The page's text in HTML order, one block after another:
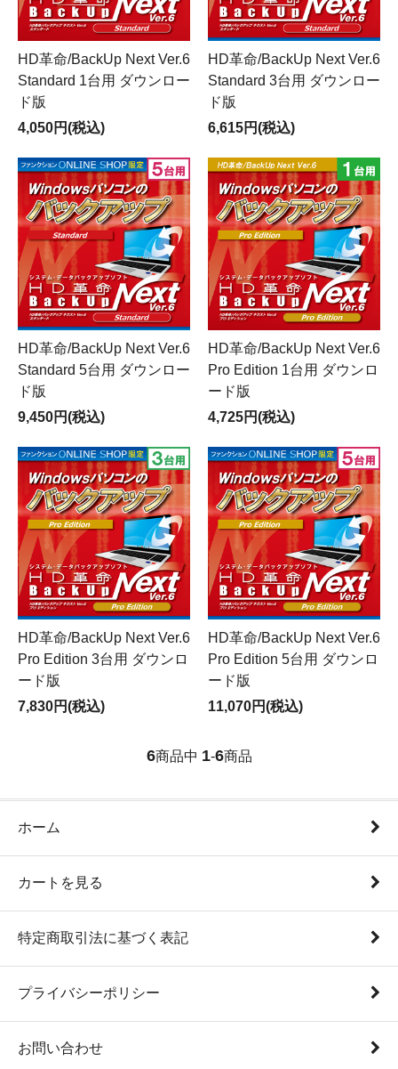
HD革命/BackUp Next Ver.6
Standard 1台用 ダウンロー
ド版
4,050円(税込)
HD革命/BackUp Next Ver.6
Standard 3台用 ダウンロー
ド版
6,615円(税込)
HD革命/BackUp Next Ver.6
Standard 5台用 ダウンロー
ド版
9,450円(税込)
HD革命/BackUp Next Ver.6
Pro Edition 1台用 ダウンロ
ード版
4,725円(税込)
HD革命/BackUp Next Ver.6
Pro Edition 3台用 ダウンロ
ード版
7,830円(税込)
HD革命/BackUp Next Ver.6
Pro Edition 5台用 ダウンロ
ード版
11,070円(税込)
6商品中 1-6商品
ホーム
カートを見る
特定商取引法に基づく表記
プライバシーポリシー
お問い合わせ